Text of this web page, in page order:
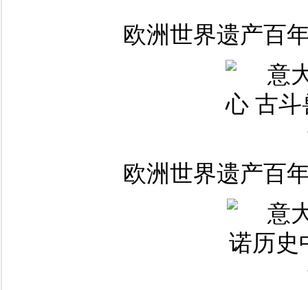
欧洲世界遗产百
欧洲世界遗产百